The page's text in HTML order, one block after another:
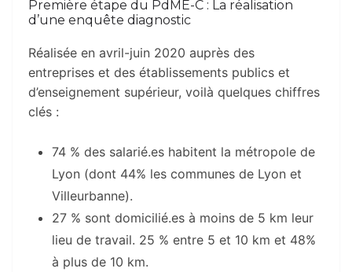
Première étape du PdME-C : La réalisation
d’une enquête diagnostic
Réalisée en avril-juin 2020 auprès des
entreprises et des établissements publics et
d’enseignement supérieur, voilà quelques chiffres
clés :
74 % des salarié.es habitent la métropole de
Lyon (dont 44% les communes de Lyon et
Villeurbanne).
27 % sont domicilié.es à moins de 5 km leur
lieu de travail. 25 % entre 5 et 10 km et 48%
à plus de 10 km.